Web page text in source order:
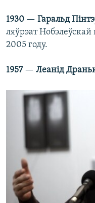
1930 — Гаральд
ляўрэат Нобэлеўскай
2005 году.
1957 — Леанід